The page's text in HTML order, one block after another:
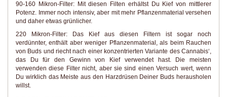
90-160 Mikron-Filter: Mit diesen Filten erhältst Du Kief von mittlerer
Potenz. Immer noch intensiv, aber mit mehr Pflanzenmaterial versehen
und daher etwas grünlicher.
220 Mikron-Filter: Das Kief aus diesen Filtern ist sogar noch
verdünnter, enthält aber weniger Pflanzenmaterial, als beim Rauchen
von Buds und riecht nach einer konzentrierten Variante des Cannabis‘,
das Du für den Gewinn von Kief verwendet hast. Die meisten
verwenden diese Filter nicht, aber sie sind einen Versuch wert, wenn
Du wirklich das Meiste aus den Harzdrüsen Deiner Buds herausholen
willst.